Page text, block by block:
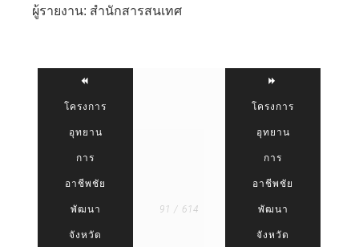
ผู้รายงาน: สำนักสารสนเทศ
โครงการ
อุทยาน
การ
อาชีพชัย
พัฒนา
จังหวัด
91 / 614
โครงการ
อุทยาน
การ
อาชีพชัย
พัฒนา
จังหวัด